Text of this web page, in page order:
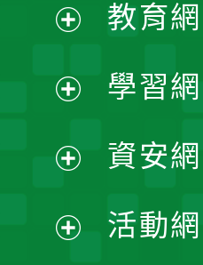
選
單
開
選
單
開
選
單
開
選
開
教育
學習
資安
活動